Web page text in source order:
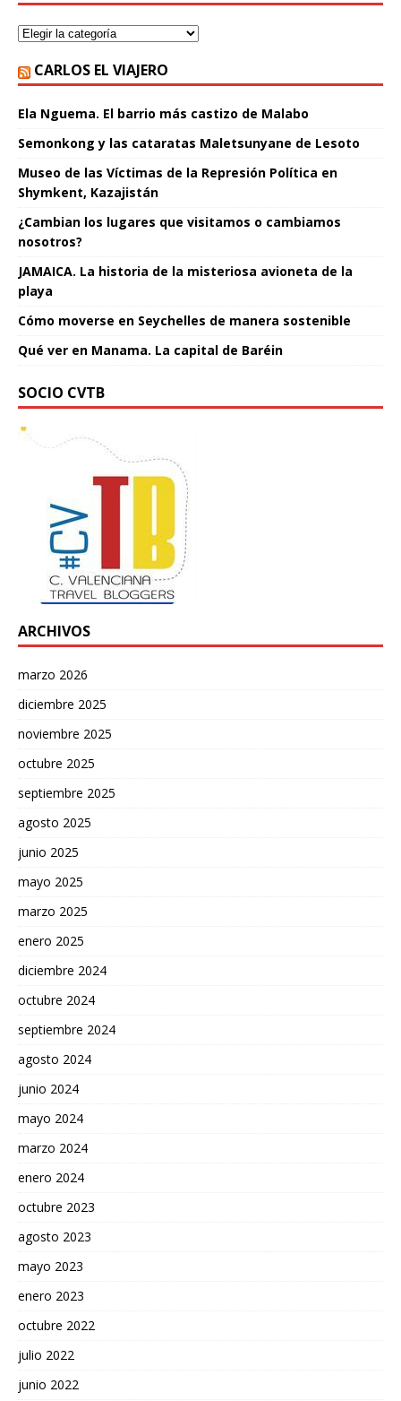
CARLOS EL VIAJERO
Ela Nguema. El barrio más castizo de Malabo
Semonkong y las cataratas Maletsunyane de Lesoto
Museo de las Víctimas de la Represión Política en
Shymkent, Kazajistán
¿Cambian los lugares que visitamos o cambiamos
nosotros?
JAMAICA. La historia de la misteriosa avioneta de la
playa
Cómo moverse en Seychelles de manera sostenible
Qué ver en Manama. La capital de Baréin
SOCIO CVTB
ARCHIVOS
marzo 2026
diciembre 2025
noviembre 2025
octubre 2025
septiembre 2025
agosto 2025
junio 2025
mayo 2025
marzo 2025
enero 2025
diciembre 2024
octubre 2024
septiembre 2024
agosto 2024
junio 2024
mayo 2024
marzo 2024
enero 2024
octubre 2023
agosto 2023
mayo 2023
enero 2023
octubre 2022
julio 2022
junio 2022